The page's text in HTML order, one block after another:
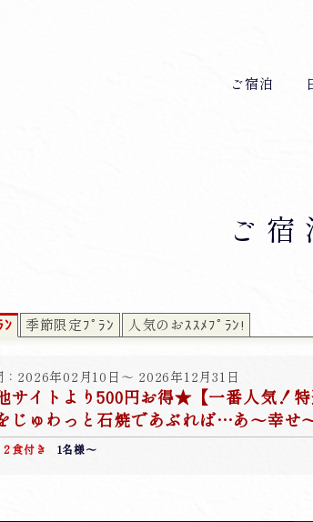
ご宿泊
ご宿
ﾝ 季節限定ﾌﾟﾗﾝ 人気のおｽｽﾒﾌﾟﾗﾝ!
：2026年02月10日～ 2026年12月31日
サイトより500円お得★【一番人気！
じゅわっと石焼であぶれば…あ～幸せ
２食付き 1名様～